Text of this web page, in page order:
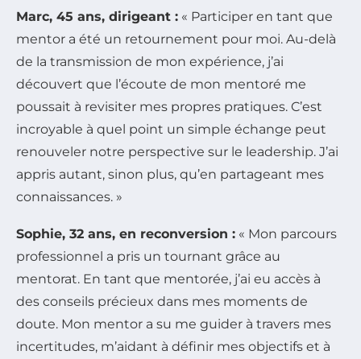
Marc, 45 ans, dirigeant : « Participer en tant que
mentor a été un retournement pour moi. Au-delà
de la transmission de mon expérience, j’ai
découvert que l’écoute de mon mentoré me
poussait à revisiter mes propres pratiques. C’est
incroyable à quel point un simple échange peut
renouveler notre perspective sur le leadership. J’ai
appris autant, sinon plus, qu’en partageant mes
connaissances. »
Sophie, 32 ans, en reconversion : « Mon parcours
professionnel a pris un tournant grâce au
mentorat. En tant que mentorée, j’ai eu accès à
des conseils précieux dans mes moments de
doute. Mon mentor a su me guider à travers mes
incertitudes, m’aidant à définir mes objectifs et à